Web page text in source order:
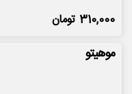
310,000 تومان
موهیتو